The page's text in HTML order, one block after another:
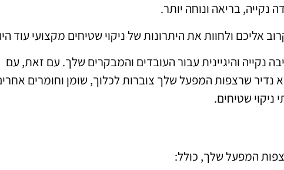
נקייה, בריאה ונוחה יותר.
אליכם ולחוות את היתרונות של ניקוי שטיחים מקצועי עוד
והיגיינית עבור העובדים והמבקרים שלך. עם זאת, עם
שרצפות המפעל שלך צוברות לכלוך, שומן וחומרים
ניקוי שטיחים.
המפעל שלך, כולל: